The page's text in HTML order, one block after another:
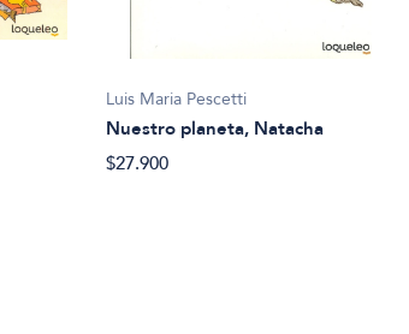
Luis Maria Pescetti
Nuestro planeta, Natacha
$27.900